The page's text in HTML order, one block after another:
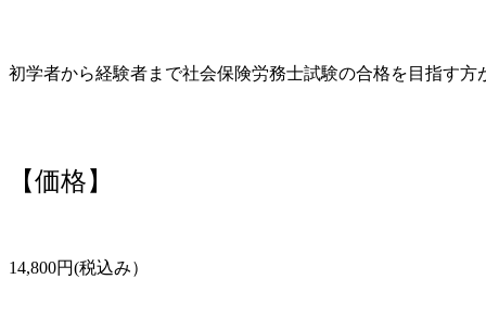
初学者から経験者まで社会保険労務士試験の合格を目指す方
【価格】
14,800円(税込み）